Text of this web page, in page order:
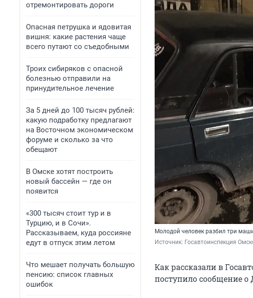
отремонтировать дороги
Опасная петрушка и ядовитая
вишня: какие растения чаще
всего путают со съедобными
Троих сибиряков с опасной
болезнью отправили на
принудительное лечение
За 5 дней до 100 тысяч рублей:
какую подработку предлагают
на Восточном экономическом
форуме и сколько за что
обещают
В Омске хотят построить
новый бассейн — где он
появится
«300 тысяч стоит тур и в
Турцию, и в Сочи».
Рассказываем, куда россияне
едут в отпуск этим летом
Что мешает получать большую
пенсию: список главных
ошибок
Молодой человек разбил три
Источник: Госавтоинспекция
Как рассказали в
поступило сообщение о